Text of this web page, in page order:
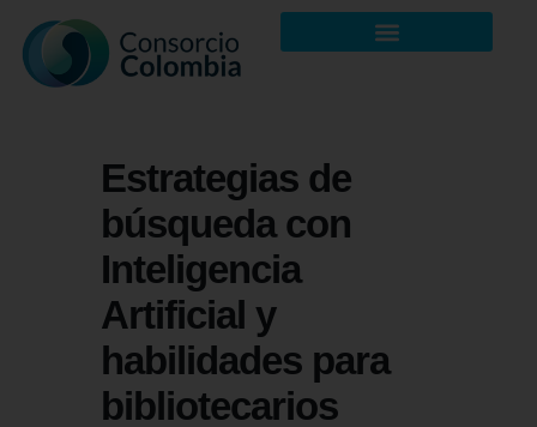
Estrategias de
búsqueda con
Inteligencia
Artificial y
habilidades para
bibliotecarios